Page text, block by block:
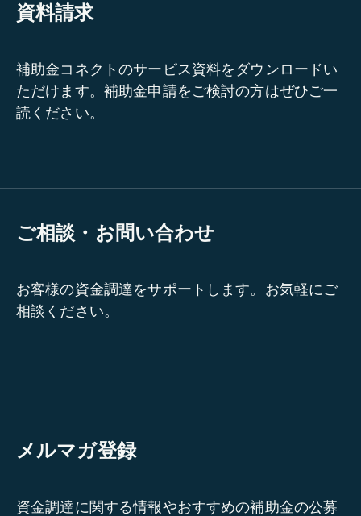
資料請求
補助金コネクトのサービス資料をダウンロードい
ただけます。補助金申請をご検討の方はぜひご一
読ください。
ご相談・お問い合わせ
お客様の資金調達をサポートします。お気軽にご
相談ください。
メルマガ登録
資金調達に関する情報やおすすめの補助金の公募